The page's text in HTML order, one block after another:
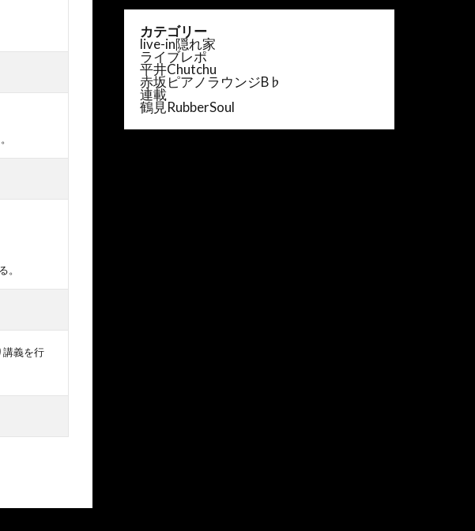
。
講義を行
カテゴリー
live-in隠れ家
ライブレポ
平井Chutchu
赤坂ピアノラウンジB♭
連載
鶴見RubberSoul